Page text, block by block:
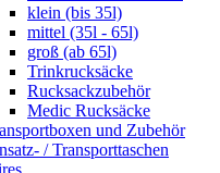
klein (bis 35l)
mittel (35l - 65l)
groß (ab 65l)
Trinkrucksäcke
Rucksackzubehör
Medic Rucksäcke
und Zubehör
/ Transporttaschen